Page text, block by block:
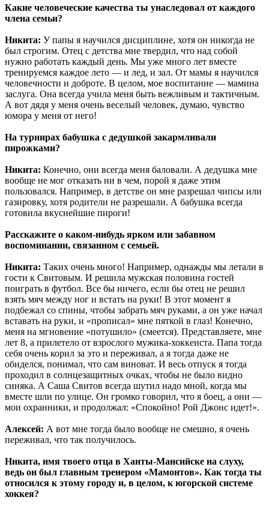
Какие человеческие качества ты унаследовал от каждого
члена семьи?
Никита: У папы я научился дисциплине, хотя он никогда не
был строгим. Отец с детства мне твердил, что над собой
нужно работать каждый день. Мы уже много лет вместе
тренируемся каждое лето — и лед, и зал. От мамы я научился
человечности и доброте. В целом, мое воспитание — мамина
заслуга. Она всегда учила меня быть вежливым и тактичным.
А вот дядя у меня очень веселый человек, думаю, чувство
юмора у меня от него!
На турнирах бабушка с дедушкой закармливали
пирожками?
Никита: Конечно, они всегда меня баловали. А дедушка мне
вообще не мог отказать ни в чем, порой я даже этим
пользовался. Например, в детстве он мне разрешал чипсы или
газировку, хотя родители не разрешали. А бабушка всегда
готовила вкуснейшие пироги!
Расскажите о каком-нибудь ярком или забавном
воспоминании, связанном с семьей.
Никита: Таких очень много! Например, однажды мы летали в
гости к Свитовым. И решила мужская половина гостей
поиграть в футбол. Все бы ничего, если бы отец не решил
взять мяч между ног и встать на руки! В этот момент я
подбежал со спины, чтобы забрать мяч руками, а он уже начал
вставать на руки, и «прописал» мне пяткой в глаз! Конечно,
меня на мгновение «потушило» (смеется). Представляете, мне
лет 8, а прилетело от взрослого мужика-хоккеиста. Папа тогда
себя очень корил за это и переживал, а я тогда даже не
обиделся, понимал, что сам виноват. И весь отпуск я тогда
проходил в солнцезащитных очках, чтобы не было видно
синяка. А Саша Свитов всегда шутил надо мной, когда мы
вместе шли по улице. Он громко говорил, что я боец, а они —
мои охранники, и продолжал: «Спокойно! Рой Джонс идет!».
Алексей: А вот мне тогда было вообще не смешно, я очень
переживал, что так получилось.
Никита, имя твоего отца в Ханты-Мансийске на слуху,
ведь он был главным тренером «Мамонтов». Как тогда ты
относился к этому городу и, в целом, к югорской системе
хоккея?